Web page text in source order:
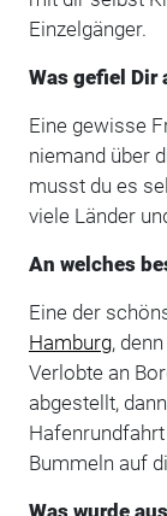
Einzelgänger.
Was gefiel Dir
Eine gewisse
niemand über
musst du es
viele Länder
An welches
Eine der
Hamburg,
Verlobte an
abgestellt,
Bummeln auf